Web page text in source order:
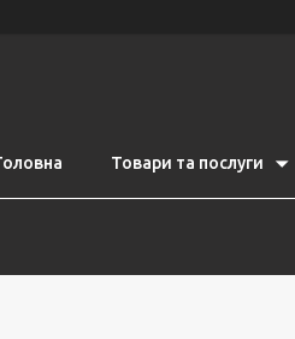
Товари та послуги